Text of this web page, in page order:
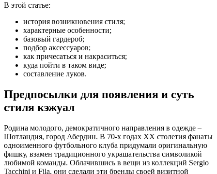
В этой статье:
история возникновения стиля;
характерные особенности;
базовый гардероб;
подбор аксессуаров;
как причесаться и накраситься;
куда пойти в таком виде;
составление луков.
Предпосылки для появления и суть
стиля кэжуал
Родина молодого, демократичного направления в одежде –
Шотландия, город Абердин. В 70-х годах ХХ столетия фанаты
одноименного футбольного клуба придумали оригинальную
фишку, взамен традиционного украшательства символикой
любимой команды. Облачившись в вещи из коллекций Sergio
Tacchini и Fila, они сделали эти бренды своей визитной